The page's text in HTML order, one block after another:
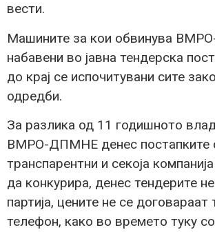
вести.
Машините за кои обвинува
набавени во јавна тендерска
до крај се испочитувани сите
одредби.
За разлика од 11 годишното
ВМРО-ДПМНЕ денес постапките
транспарентни и секоја
да конкурира, денес тендерите
партија, цените не се договараат
телефон, како во времето туку со